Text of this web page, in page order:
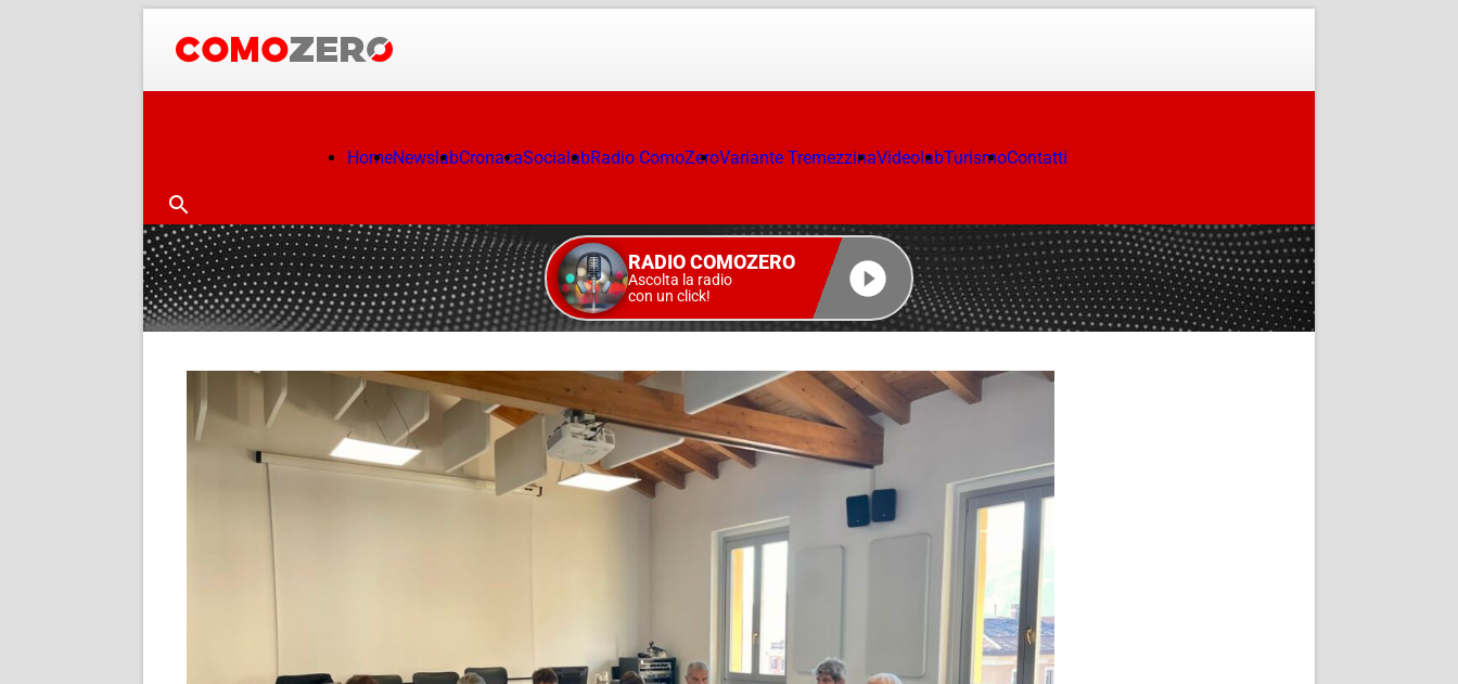
HomeNewslabCronacaSocialabRadio ComoZeroVariante TremezzinaVideolabTurismoContatti
RADIO COMOZERO
Ascolta la radio
con un click!